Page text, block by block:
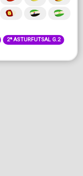
2ª ASTURFUTSAL G.2